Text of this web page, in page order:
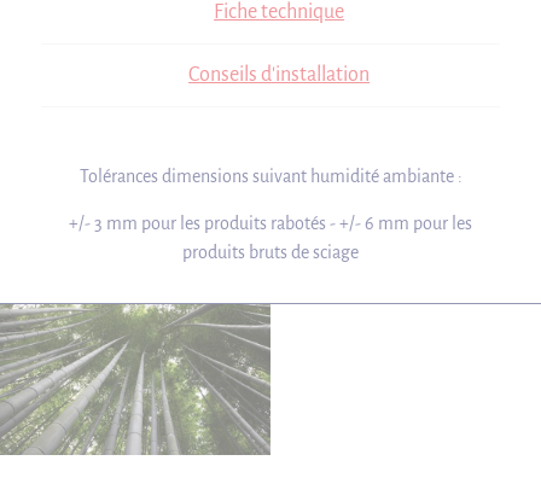
Fiche technique
Conseils d'installation
Tolérances dimensions suivant humidité ambiante :
+/- 3 mm pour les produits rabotés - +/- 6 mm pour les
produits bruts de sciage